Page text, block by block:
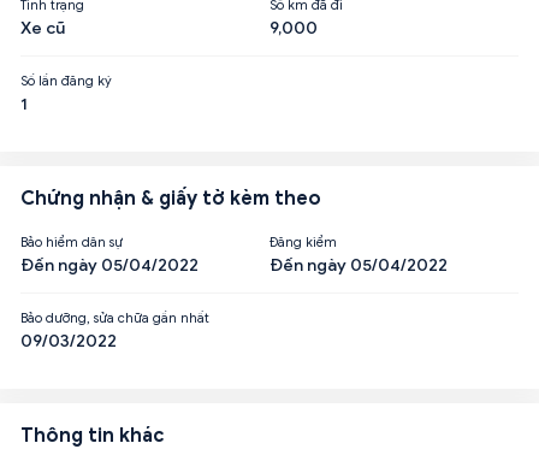
Tình trạng
Xe cũ
Số km đã đi
9,000
Số lần đăng ký
1
Chứng nhận & giấy tờ kèm theo
Bảo hiểm dân sự
Đến ngày 05/04/2022
Đăng kiểm
Đến ngày 05/04/2022
Bảo dưỡng, sửa chữa gần nhất
09/03/2022
Thông tin khác